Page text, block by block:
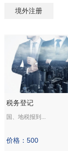
境外注册
税务登记
国、地税报到...
价格：500